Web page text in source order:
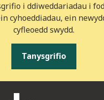
i ddiweddariadau i
cyhoeddiadau, ein
cyfleoedd swydd.
Tanysgrifio